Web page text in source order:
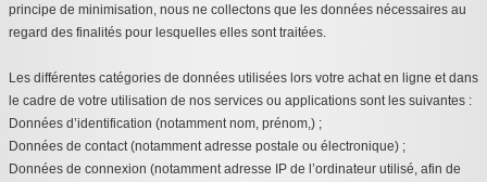
principe de minimisation, nous ne collectons que les données nécessaires au
regard des finalités pour lesquelles elles sont traitées.
Les différentes catégories de données utilisées lors votre achat en ligne et dans
le cadre de votre utilisation de nos services ou applications sont les suivantes :
Données d’identification (notamment nom, prénom,) ;
Données de contact (notamment adresse postale ou électronique) ;
Données de connexion (notamment adresse IP de l’ordinateur utilisé, afin de